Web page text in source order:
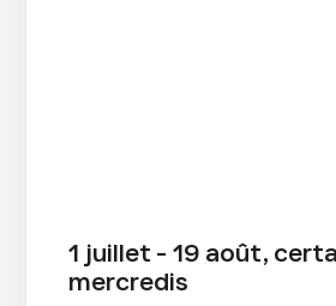
1 juillet - 19 août, certains
mercredis